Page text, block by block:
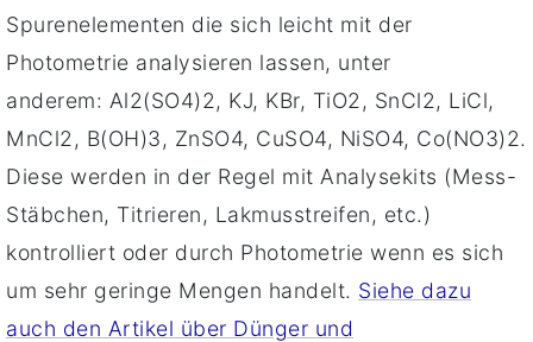
Spurenelementen die sich leicht mit der
Photometrie analysieren lassen, unter
anderem: Al2(SO4)2, KJ, KBr, TiO2, SnCl2, LiCl,
MnCl2, B(OH)3, ZnSO4, CuSO4, NiSO4, Co(NO3)2.
Diese werden in der Regel mit Analysekits (Mess-
Stäbchen, Titrieren, Lakmusstreifen, etc.)
kontrolliert oder durch Photometrie wenn es sich
um sehr geringe Mengen handelt. Siehe dazu
auch den Artikel über Dünger und